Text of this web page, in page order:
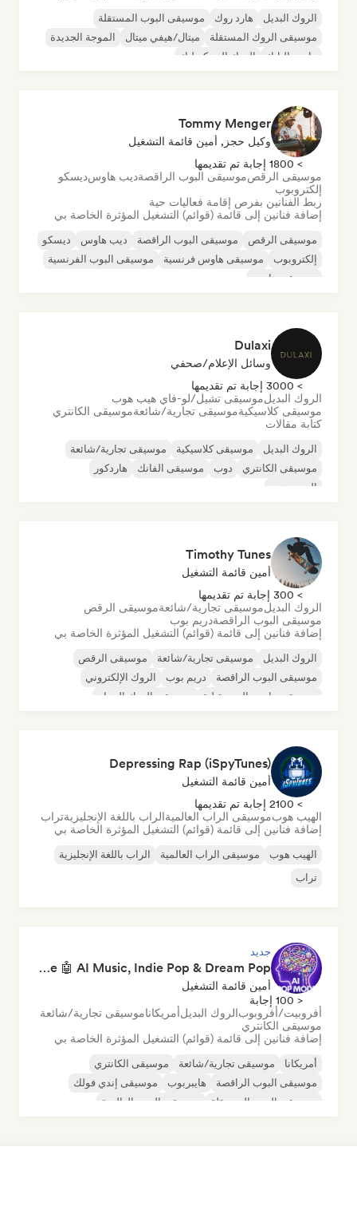
الروك البديل هارد روك
موسيقى البوب المستقلة
موسيقى الروك المستقلة
ميتال/هيفي ميتال
الموجة الجديدة
ما بعد البانك
الروك السيكديليك
Tommy Menger
وكيل حجز, أمين قائمة التشغيل
> 1800 إجابة تم تقديمها
موسيقى الرقصموسيقى البوب الراقصةديب هاوسديسكو
إلكتروبوب
ربط الفنانين بفرص إقامة فعاليات حية
إضافة فنانين إلى قائمة (قوائم) التشغيل المؤثرة الخاصة بي
موسيقى الرقص موسيقى البوب الراقصة ديب هاوس
ديسكو
إلكتروبوب
موسيقى هاوس فرنسية
موسيقى البوب الفرنسية
موسيقى هاوس
Dulaxi
وسائل الإعلام/صحفي
> 3000 إجابة تم تقديمها
الروك البديلموسيقى تشيل/لو-فاي هيب هوب
موسيقى كلاسيكيةموسيقى تجارية/شائعةموسيقى الكانتري
كتابة مقالات
الروك البديل موسيقى كلاسيكية
موسيقى تجارية/شائعة
موسيقى الكانتري
دوب موسيقى الفانك
هاردكور
الهيب هوب
Timothy Tunes
أمين قائمة التشغيل
> 300 إجابة تم تقديمها
الروك البديلموسيقى تجارية/شائعةموسيقى الرقص
موسيقى البوب الراقصةدريم بوب
إضافة فنانين إلى قائمة (قوائم) التشغيل المؤثرة الخاصة بي
الروك البديل موسيقى تجارية/شائعة
موسيقى الرقص
موسيقى البوب الراقصة
دريم بوب
الروك الإلكتروني
موسيقى هاوس المستقبلية
موسيقى الروك الجراج
Depressing Rap (iSpyTunes)
أمين قائمة التشغيل
> 2100 إجابة تم تقديمها
الهيب هوبموسيقى الراب العالميةالراب باللغة الإنجليزيةتراب
إضافة فنانين إلى قائمة (قوائم) التشغيل المؤثرة الخاصة بي
الهيب هوب موسيقى الراب العالمية
الراب باللغة الإنجليزية
تراب
جديد
Pop Machine Mode 🤖 AI Music, Indie Pop & Dream Pop
أمين قائمة التشغيل
< 100 إجابة
أفروبيت/أفروبوبالروك البديلأمريكاناموسيقى تجارية/شائعة
موسيقى الكانتري
إضافة فنانين إلى قائمة (قوائم) التشغيل المؤثرة الخاصة بي
أمريكانا موسيقى تجارية/شائعة
موسيقى الكانتري
موسيقى البوب الراقصة
هايبربوب
موسيقى إندي فولك
موسيقى البوب المستقلة
موسيقى البوب العالمية